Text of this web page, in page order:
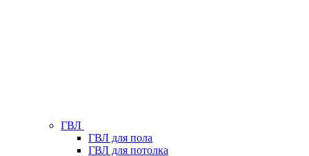
ГВЛ
ГВЛ для пола
ГВЛ для потолка